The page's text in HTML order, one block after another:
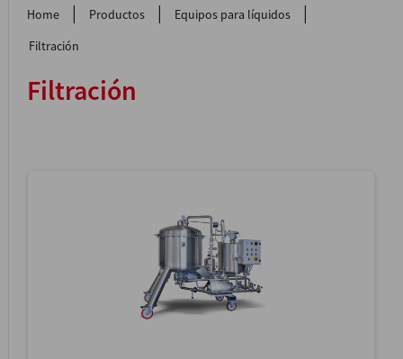
Home | Productos | Equipos para líquidos |
Filtración
Filtración